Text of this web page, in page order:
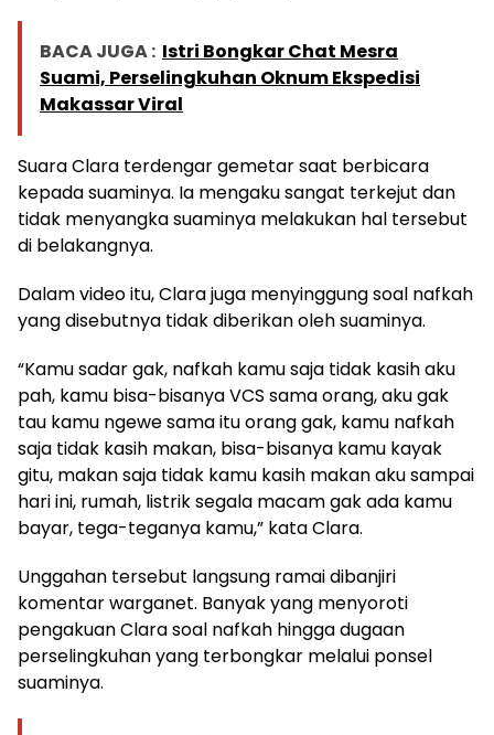
BACA JUGA : Istri Bongkar Chat Mesra
Suami, Perselingkuhan Oknum Ekspedisi
Makassar Viral
Suara Clara terdengar gemetar saat berbicara
kepada suaminya. Ia mengaku sangat terkejut dan
tidak menyangka suaminya melakukan hal tersebut
di belakangnya.
Dalam video itu, Clara juga menyinggung soal nafkah
yang disebutnya tidak diberikan oleh suaminya.
“Kamu sadar gak, nafkah kamu saja tidak kasih aku
pah, kamu bisa-bisanya VCS sama orang, aku gak
tau kamu ngewe sama itu orang gak, kamu nafkah
saja tidak kasih makan, bisa-bisanya kamu kayak
gitu, makan saja tidak kamu kasih makan aku sampai
hari ini, rumah, listrik segala macam gak ada kamu
bayar, tega-teganya kamu,” kata Clara.
Unggahan tersebut langsung ramai dibanjiri
komentar warganet. Banyak yang menyoroti
pengakuan Clara soal nafkah hingga dugaan
perselingkuhan yang terbongkar melalui ponsel
suaminya.